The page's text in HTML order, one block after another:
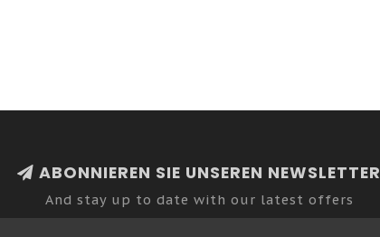
ABONNIEREN SIE UNSEREN NEWSLETTER
And stay up to date with our latest offers